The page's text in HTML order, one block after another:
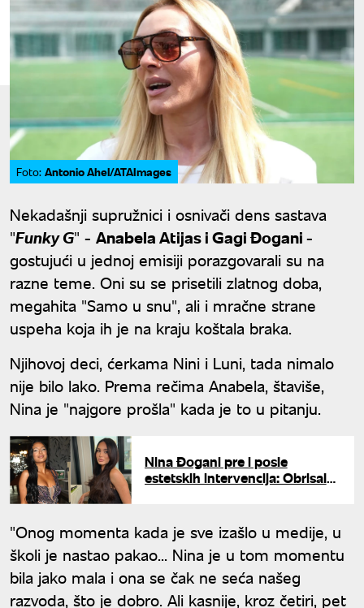
Foto: Antonio Ahel/ATAImages
Nekadašnji supružnici i osnivači dens sastava
"Funky G" - Anabela Atijas i Gagi Đogani-
gostujući u jednoj emisiji porazgovarali su na
razne teme. Oni su se prisetili zlatnog doba,
megahita "Samo u snu", ali i mračne strane
uspeha koja ih je na kraju koštala braka.
Njihovoj deci, ćerkama Nini i Luni, tada nimalo
nije bilo lako. Prema rečima Anabela, štaviše,
Nina je "najgore prošla" kada je to u pitanju.
Nina Đogani pre i posle
estetskih intervencija: Obrisala
"Onog momenta kada je sve izašlo u medije, u
školi je nastao pakao... Nina je u tom momentu
bila jako mala i ona se čak ne seća našeg
razvoda, što je dobro. Ali kasnije, kroz četiri, pet